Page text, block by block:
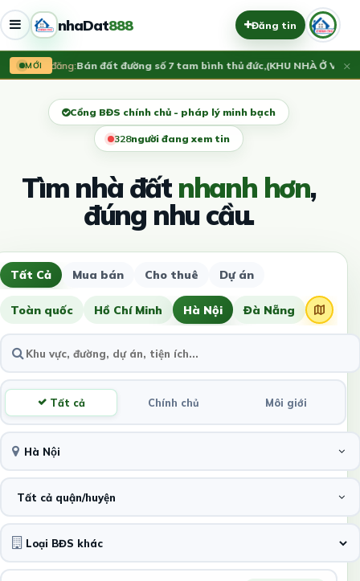
nhaDat888 Đăng tin
MỚI
Vừa đăng:Bán đất đường số 7 tam bình thủ đức,(KHU NHÀ Ở VẠN ×
Cổng BĐS chính chủ - pháp lý minh bạch
331người đang xem tin
Tìm nhà đấtnhanh hơn,
đúng nhu cầu.
Tất Cả Mua bán Cho thuê Dự án
Toàn quốc Hồ Chí Minh Hà Nội Đà Nẵng
Tất cả Chính chủ Môi giới
Hà Nội
Tất cả quận/huyện